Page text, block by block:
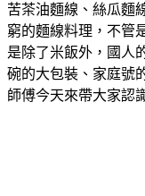
苦茶油麵線、絲瓜麵
窮的麵線料理，不管
是除了米飯外，國人
碗的大包裝、家庭號
師傅今天來帶大家認